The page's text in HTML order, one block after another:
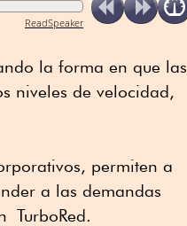
ReadSpeaker
la forma en que las
niveles de velocidad,
permiten a
a las demandas
TurboRed.